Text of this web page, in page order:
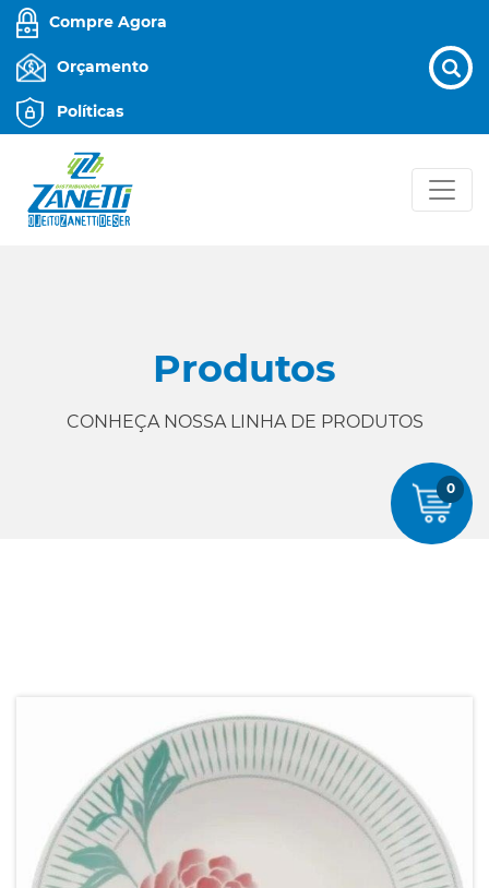
Compre Agora
Orçamento
Políticas
Produtos
CONHEÇA NOSSA LINHA DE PRODUTOS
0